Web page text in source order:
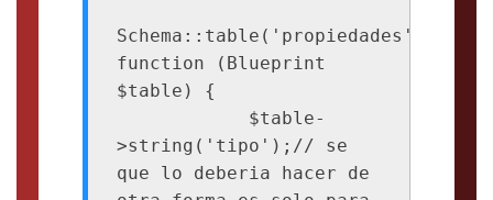
Schema::table('propiedades',
function (Blueprint
$table) {
>string('tipo');// se
que lo deberia hacer de